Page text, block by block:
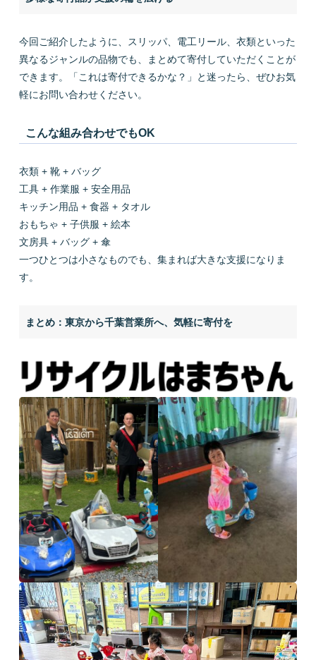
今回ご紹介したように、スリッパ、電工リール、衣類といった
異なるジャンルの品物でも、まとめて寄付していただくことが
できます。「これは寄付できるかな？」と迷ったら、ぜひお気
軽にお問い合わせください。
こんな組み合わせでもOK
衣類 + 靴 + バッグ
工具 + 作業服 + 安全用品
キッチン用品 + 食器 + タオル
おもちゃ + 子供服 + 絵本
文房具 + バッグ + 傘
一つひとつは小さなものでも、集まれば大きな支援になりま
す。
まとめ：東京から千葉営業所へ、気軽に寄付を